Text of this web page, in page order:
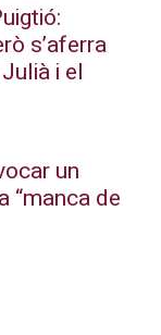
s’aferra
i el
un
“manca de